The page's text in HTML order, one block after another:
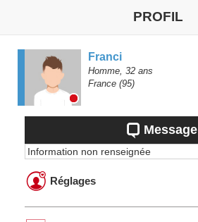
PROFIL
Franci
Homme, 32 ans
France (95)
Message
Information non renseignée
Réglages